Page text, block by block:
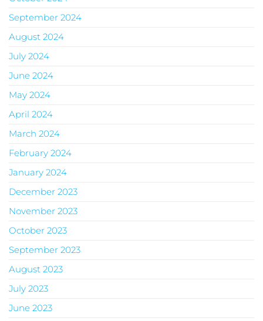
September 2024
August 2024
July 2024
June 2024
May 2024
April 2024
March 2024
February 2024
January 2024
December 2023
November 2023
October 2023
September 2023
August 2023
July 2023
June 2023